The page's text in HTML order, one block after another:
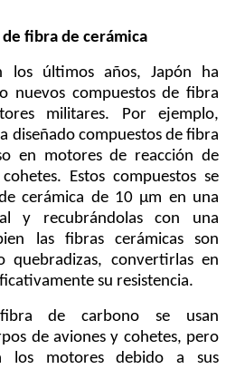
fibra de cerámica
los últimos años, Japón ha
nuevos compuestos de fibra
militares. Por ejemplo,
diseñado compuestos de fibra
en motores de reacción de
Estos compuestos se
cerámica de 10 μm en una
y recubrándolas con una
las fibras cerámicas son
quebradizas, convertirlas en
su resistencia.
de carbono se usan
de aviones y cohetes, pero
los motores debido a sus